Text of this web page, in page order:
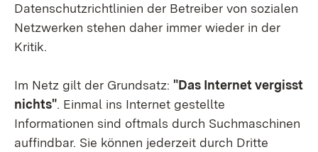
Datenschutzrichtlinien der Betreiber von sozialen
Netzwerken stehen daher immer wieder in der
Kritik.
Im Netz gilt der Grundsatz: "Das Internet vergisst
nichts". Einmal ins Internet gestellte
Informationen sind oftmals durch Suchmaschinen
auffindbar. Sie können jederzeit durch Dritte